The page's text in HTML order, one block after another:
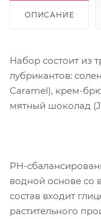
ОПИСАНИЕ
Набор состоит из
лубрикантов:
Caramel), крем-
мятный шоколад
PH-
водной основе со
состав входит
растительного